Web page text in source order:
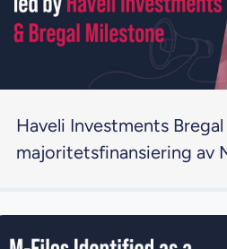
Haveli Investments
majoritetsfinansiering av